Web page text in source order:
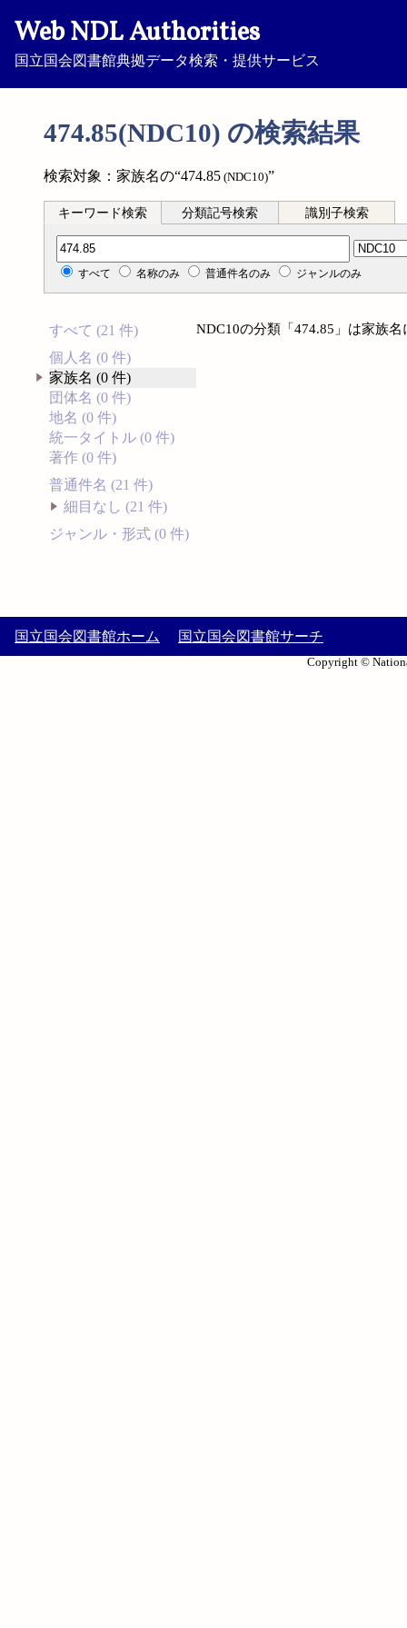
Web NDL Authorities
国立国会図書館典拠データ検索・提供サービス
474.85(NDC10) の検索結果
検索対象：家族名の“474.85 (NDC10)”
キーワード検索 分類記号検索 識別子検索
分類記号検索
すべて 名称のみ 普通件名のみ ジャンルのみ
すべて (21 件)
個人名 (0 件)
家族名 (0 件)
団体名 (0 件)
地名 (0 件)
統一タイトル (0 件)
著作 (0 件)
普通件名 (21 件)
細目なし (21 件)
ジャンル・形式 (0 件)
NDC10の分類「474.85」は家族
国立国会図書館ホーム 国立国会図書館サーチ
Copyright ©